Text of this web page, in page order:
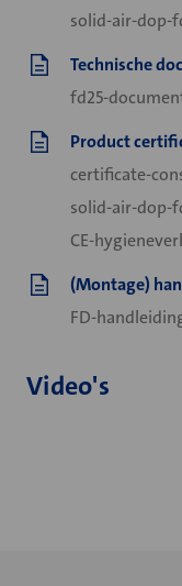
solid-air-dop-
Technische
fd25-
Product
certificate-
solid-air-dop-
CE-
(Montage)
FD-
Video's